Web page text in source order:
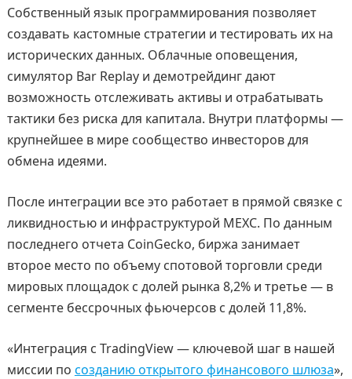
Собственный язык программирования позволяет
создавать кастомные стратегии и тестировать их на
исторических данных. Облачные оповещения,
симулятор Bar Replay и демотрейдинг дают
возможность отслеживать активы и отрабатывать
тактики без риска для капитала. Внутри платформы —
крупнейшее в мире сообщество инвесторов для
обмена идеями.
После интеграции все это работает в прямой связке с
ликвидностью и инфраструктурой MEXC. По данным
последнего отчета CoinGecko, биржа занимает
второе место по объему спотовой торговли среди
мировых площадок с долей рынка 8,2% и третье — в
сегменте бессрочных фьючерсов с долей 11,8%.
«Интеграция с TradingView — ключевой шаг в нашей
миссии по созданию открытого финансового шлюза»,